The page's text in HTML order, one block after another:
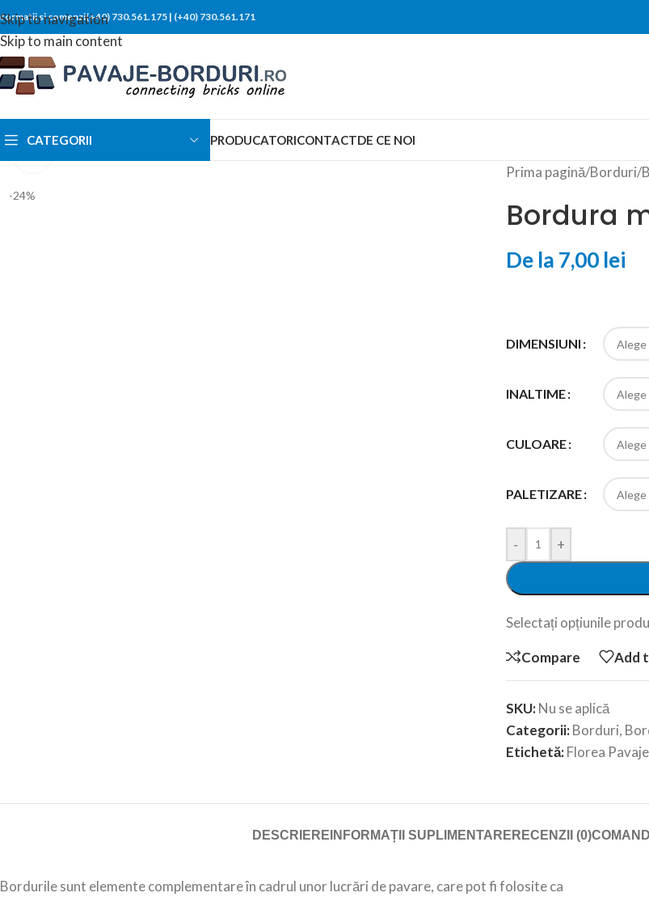
Skip to navigation
Skip to main content
si comenzi(+40) 730.561.175 | (+40) 730.561.171
CATEGORII PRODUCATORICONTACTDE CE NOI
-24%
Prima pagină/Borduri/
Bordura
De la 7,00 lei
DIMENSIUNI
INALTIME
CULOARE
PALETIZARE
- +
Selectați opțiunile
Compare Add
SKU:Nu se aplică
Categorii:Borduri,
Etichetă:Florea Pavaje
DESCRIERE INFORMAȚII SUPLIMENTARE RECENZII (0)
Bordurile sunt elemente complementare în cadrul unor lucrări de pavare, care pot fi folosite ca